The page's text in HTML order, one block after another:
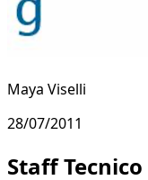
Maya Viselli
28/07/2011
Staff Tecnico